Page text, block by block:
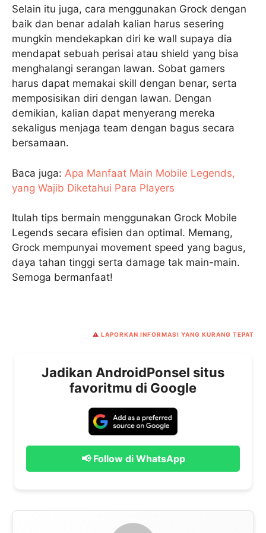
Selain itu juga, cara menggunakan Grock dengan
baik dan benar adalah kalian harus sesering
mungkin mendekapkan diri ke wall supaya dia
mendapat sebuah perisai atau shield yang bisa
menghalangi serangan lawan. Sobat gamers
harus dapat memakai skill dengan benar, serta
memposisikan diri dengan lawan. Dengan
demikian, kalian dapat menyerang mereka
sekaligus menjaga team dengan bagus secara
bersamaan.
Baca juga: Apa Manfaat Main Mobile Legends,
yang Wajib Diketahui Para Players
Itulah tips bermain menggunakan Grock Mobile
Legends secara efisien dan optimal. Memang,
Grock mempunyai movement speed yang bagus,
daya tahan tinggi serta damage tak main-main.
Semoga bermanfaat!
⚠️ LAPORKAN INFORMASI YANG KURANG TEPAT
Jadikan AndroidPonsel situs
favoritmu di Google
📢 Follow di WhatsApp